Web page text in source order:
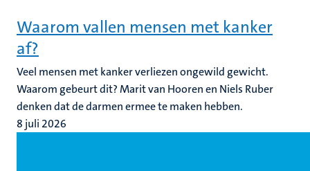
Waarom vallen mensen met kanker
af?
Veel mensen met kanker verliezen ongewild gewicht.
Waarom gebeurt dit? Marit van Hooren en Niels Ruber
denken dat de darmen ermee te maken hebben.
8 juli 2026